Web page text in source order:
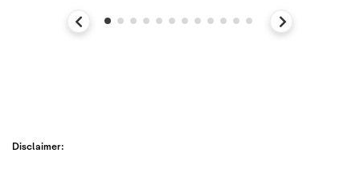
Disclaimer: